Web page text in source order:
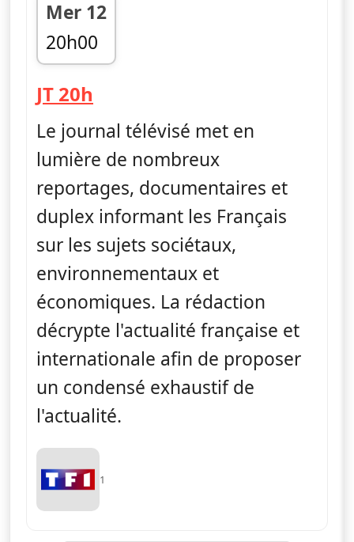
Mer 12
20h00
fin 20h45
JT 20h
Le journal télévisé met en
lumière de nombreux
reportages, documentaires et
duplex informant les Français
sur les sujets sociétaux,
environnementaux et
économiques. La rédaction
décrypte l'actualité française et
internationale afin de proposer
un condensé exhaustif de
l'actualité.
1